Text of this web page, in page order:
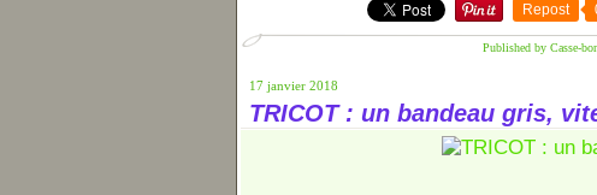
Repost
Published by Casse-
17 janvier 2018
TRICOT : un bandeau gris,